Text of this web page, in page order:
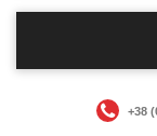
+38